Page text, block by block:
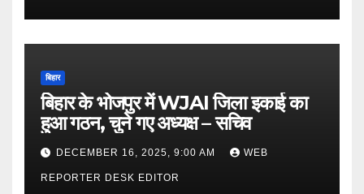
बिहार
बिहार के भोजपुर में WJAI जिला इकाई का
हुआ गठन, चुने गए अध्यक्ष – सचिव
DECEMBER 16, 2025, 9:00 AM WEB
REPORTER DESK EDITOR